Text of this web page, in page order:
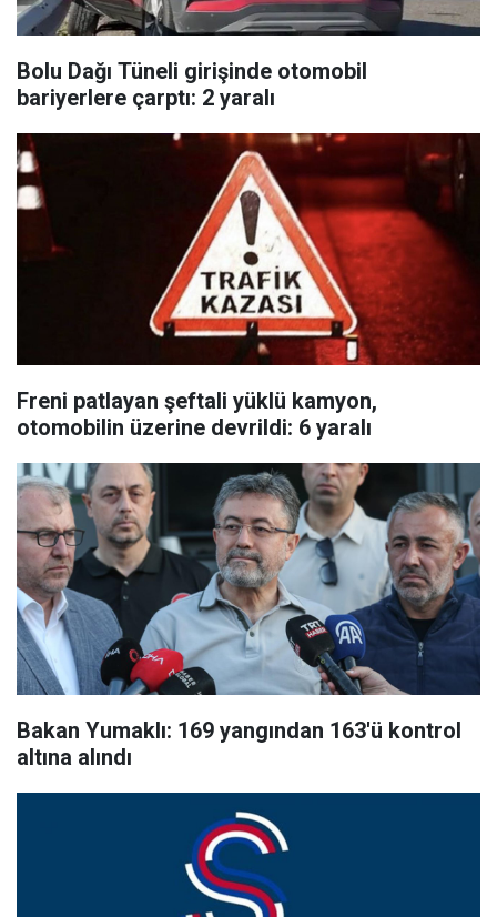
Bolu Dağı Tüneli girişinde otomobil
bariyerlere çarptı: 2 yaralı
Freni patlayan şeftali yüklü kamyon,
otomobilin üzerine devrildi: 6 yaralı
Bakan Yumaklı: 169 yangından 163'ü kontrol
altına alındı